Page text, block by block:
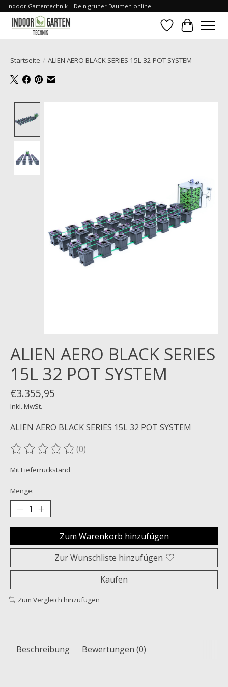
Indoor Gartentechnik – Dein grüner Daumen online!
Wunschzettel
Ihr
Startseite / ALIEN AERO BLACK SERIES 15L 32 POT SYSTEM
ALIEN AERO BLACK SERIES
15L 32 POT SYSTEM
€3.355,95
Inkl. MwSt.
ALIEN AERO BLACK SERIES 15L 32 POT SYSTEM
Die Bewertung dieses Produkts ist
(0)
Mit Lieferrückstand
Menge:
Zum Warenkorb hinzufügen
Zur Wunschliste hinzufügen
Kaufen
Zum Vergleich hinzufügen
Beschreibung Bewertungen (0)